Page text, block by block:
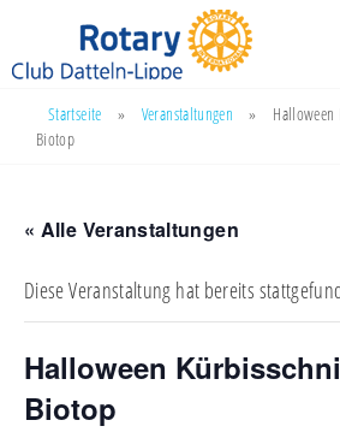
Startseite » Veranstaltungen »
Halloween
Biotop
« Alle Veranstaltungen
Diese Veranstaltung hat bereits
Halloween
Biotop